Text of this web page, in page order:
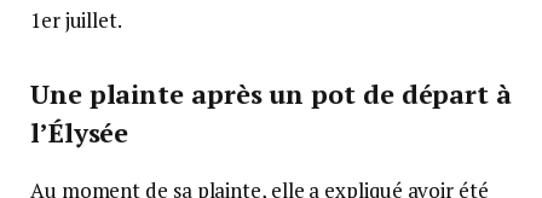
1er juillet.
Une plainte après un pot de départ à
l’Élysée
Au moment de sa plainte, elle a expliqué avoir été